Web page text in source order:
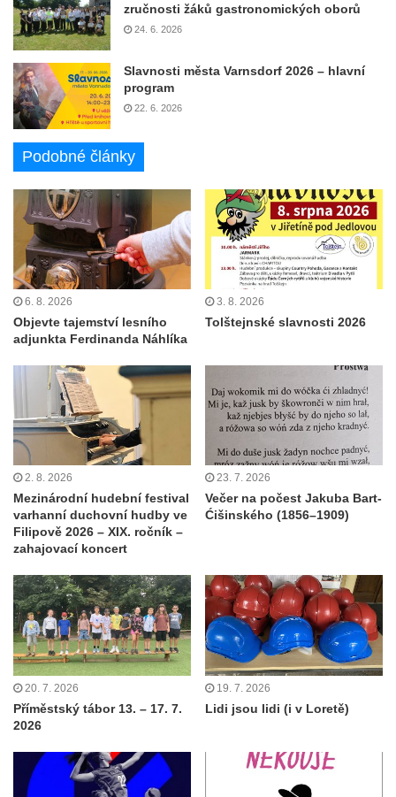
zručnosti žáků gastronomických oborů
24. 6. 2026
Slavnosti města Varnsdorf 2026 – hlavní
program
22. 6. 2026
Podobné články
6. 8. 2026
Objevte tajemství lesního
adjunkta Ferdinanda Náhlíka
3. 8. 2026
Tolštejnské slavnosti 2026
2. 8. 2026
Mezinárodní hudební festival
varhanní duchovní hudby ve
Filipově 2026 – XIX. ročník –
zahajovací koncert
23. 7. 2026
Večer na počest Jakuba Bart-
Ćišinského (1856–1909)
20. 7. 2026
Příměstský tábor 13. – 17. 7.
2026
19. 7. 2026
Lidi jsou lidi (i v Loretě)